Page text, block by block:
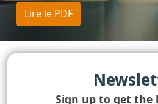
Lire le PDF
Sign up to get the